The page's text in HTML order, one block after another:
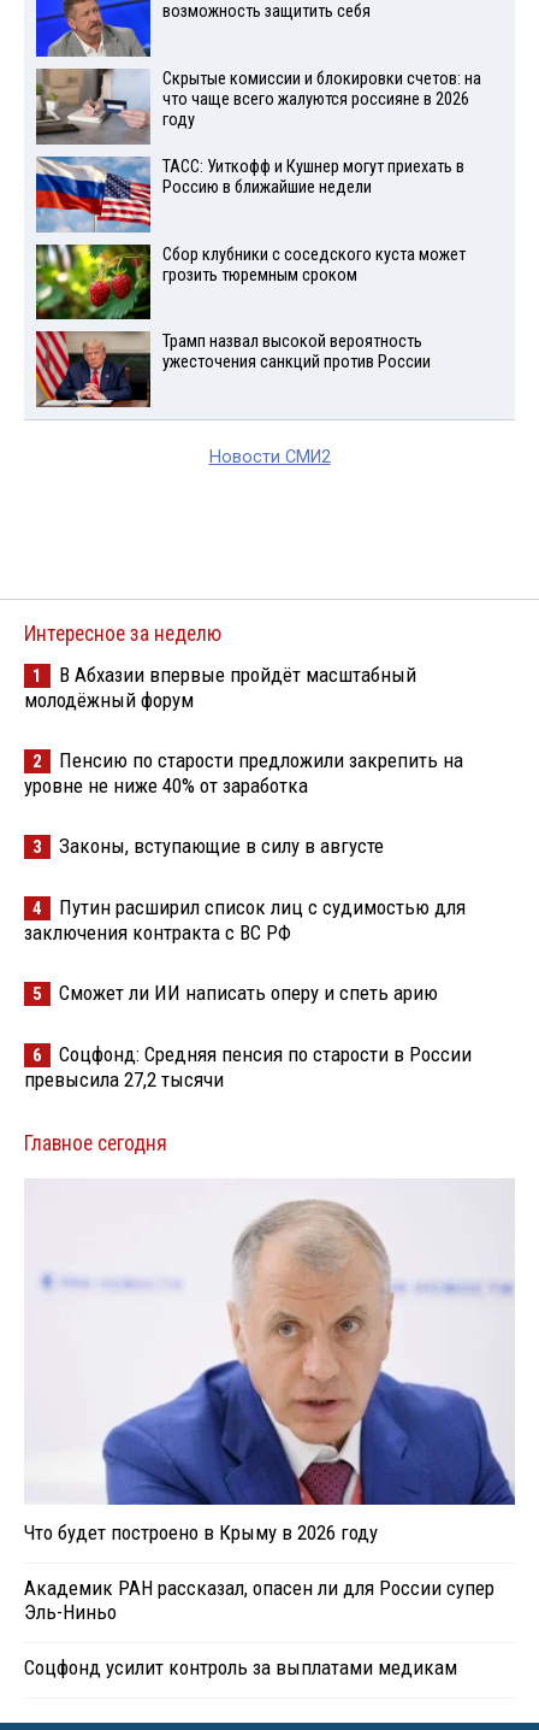
возможность защитить себя
Скрытые комиссии и блокировки счетов: на
что чаще всего жалуются россияне в 2026
году
ТАСС: Уиткофф и Кушнер могут приехать в
Россию в ближайшие недели
Сбор клубники с соседского куста может
грозить тюремным сроком
Трамп назвал высокой вероятность
ужесточения санкций против России
Новости СМИ2
Интересное за неделю
1
В Абхазии впервые пройдёт масштабный
молодёжный форум
2
Пенсию по старости предложили закрепить на
уровне не ниже 40% от заработка
3 Законы, вступающие в силу в августе
4
Путин расширил список лиц с судимостью для
заключения контракта с ВС РФ
5 Сможет ли ИИ написать оперу и спеть арию
6
Соцфонд: Средняя пенсия по старости в России
превысила 27,2 тысячи
Главное сегодня
Что будет построено в Крыму в 2026 году
Академик РАН рассказал, опасен ли для России супер
Эль-Ниньо
Соцфонд усилит контроль за выплатами медикам